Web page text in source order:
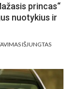
princas“
nuotykius ir
IŠJUNGTASĮRAŠE